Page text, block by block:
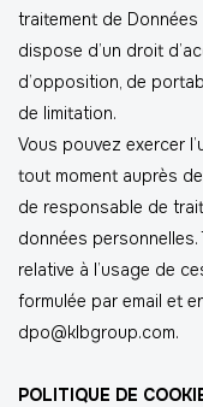
traitement de Données
dispose d’un droit
d’opposition, de
de limitation.
Vous pouvez exercer
tout moment auprès
de responsable de
données personnelles.
relative à l’usage de
formulée par email et
dpo@klbgroup.com.
POLITIQUE DE